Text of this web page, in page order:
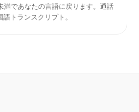
満であなたの言語に戻ります。通話
トランスクリプト。